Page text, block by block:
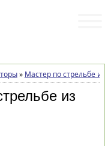
» Мастер по стрельбе из
из